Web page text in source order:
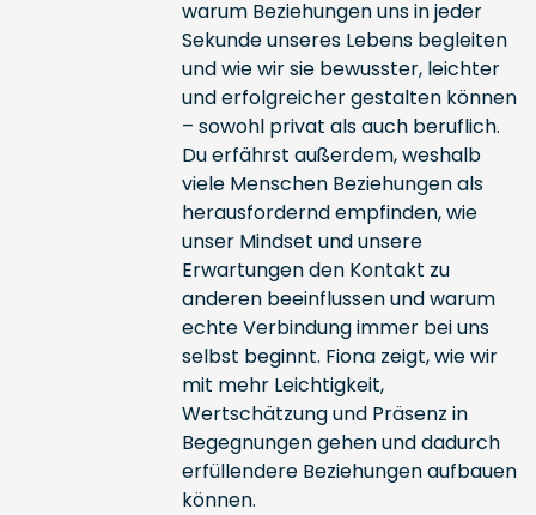
warum Beziehungen uns in jeder
Sekunde unseres Lebens begleiten
und wie wir sie bewusster, leichter
und erfolgreicher gestalten können
– sowohl privat als auch beruflich.
Du erfährst außerdem, weshalb
viele Menschen Beziehungen als
herausfordernd empfinden, wie
unser Mindset und unsere
Erwartungen den Kontakt zu
anderen beeinflussen und warum
echte Verbindung immer bei uns
selbst beginnt. Fiona zeigt, wie wir
mit mehr Leichtigkeit,
Wertschätzung und Präsenz in
Begegnungen gehen und dadurch
erfüllendere Beziehungen aufbauen
können.